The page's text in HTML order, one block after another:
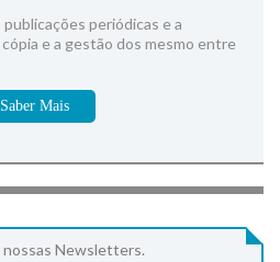
periódicas e a
e a gestão dos mesmo entre
Saber Mais
nossas Newsletters.